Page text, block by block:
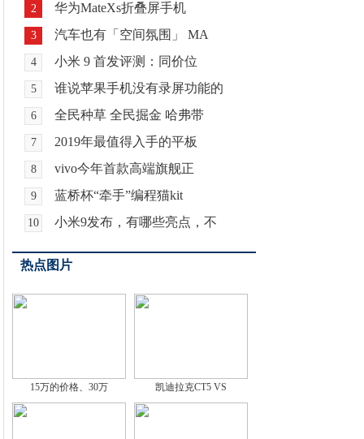
2 华为MateXs折叠屏手机
3 汽车也有「空间氛围」 MA
4 小米 9 首发评测：同价位
5 谁说苹果手机没有录屏功能的
6 全民种草 全民掘金 哈弗带
7 2019年最值得入手的平板
8 vivo今年首款高端旗舰正
9 蓝桥杯“牵手”编程猫kit
10 小米9发布，有哪些亮点，不
热点图片
15万的价格、30万 凯迪拉克CT5 VS